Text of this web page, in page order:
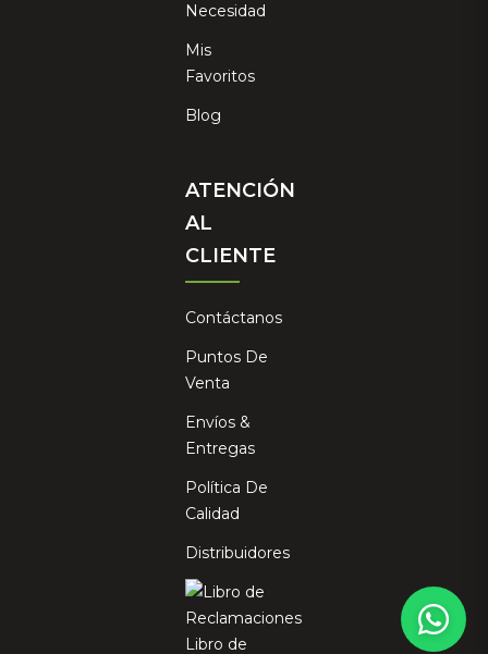
cuidado personal?
Te enseñamos cómo aprovechar la naturaleza para
Necesidad
Mis
Favoritos
Blog
ATENCIÓN
AL
CLIENTE
Contáctanos
Puntos De
Venta
Envíos &
Entregas
Política De
Calidad
Distribuidores
Libro de